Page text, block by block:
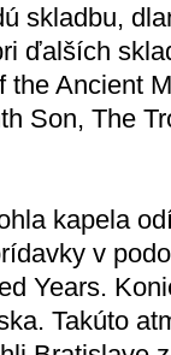
skladbu,
ďalších
Ancient
Son, The
kapela
v
Years.
Takúto